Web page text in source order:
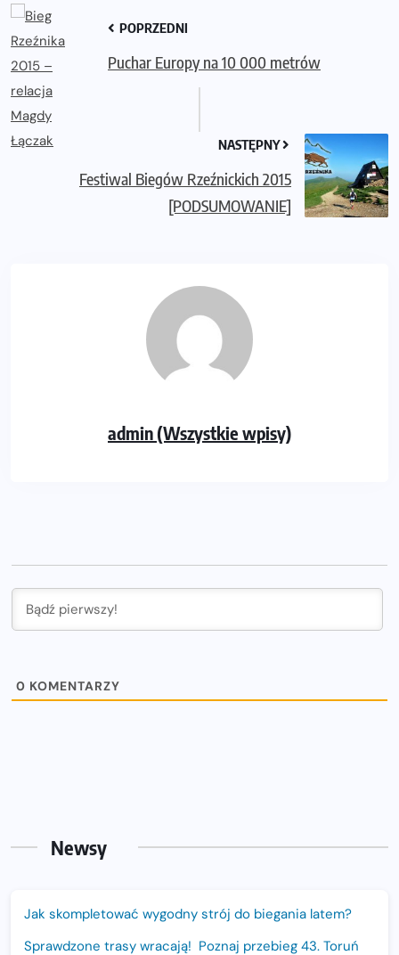
POPRZEDNI
Puchar Europy na 10 000 metrów
NASTĘPNY
Festiwal Biegów Rzeźnickich 2015
[PODSUMOWANIE]
admin (Wszystkie wpisy)
0 KOMENTARZY
Newsy
Jak skompletować wygodny strój do biegania latem?
Sprawdzone trasy wracają! Poznaj przebieg 43. Toruń